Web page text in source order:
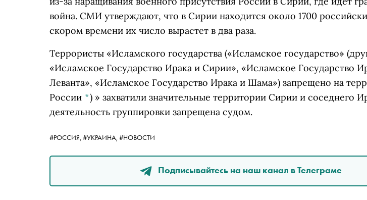
война. СМИ утверждают, что в Сирии находится около 1700
скором времени их число вырастет в два раза.
Террористы «Исламского государства («Исламское государство»
«Исламское Государство Ирака и Сирии», «Исламское Государство
Леванта», «Исламское Государство Ирака и Шама») запрещено на
России *) » захватили значительные территории Сирии и соседнего
деятельность группировки запрещена судом.
#РОССИЯ, #УКРАИНА, #НОВОСТИ
Подписывайтесь на наш канал в Телеграме